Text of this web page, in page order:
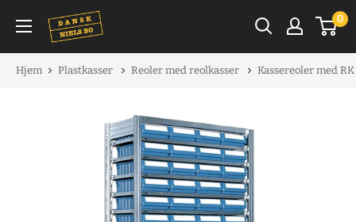
indhold
0
Hjem Plastkasser Reoler med reolkasser Kassereoler med